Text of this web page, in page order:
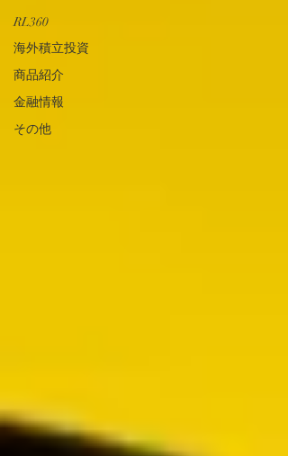
RL360
海外積立投資
商品紹介
金融情報
その他